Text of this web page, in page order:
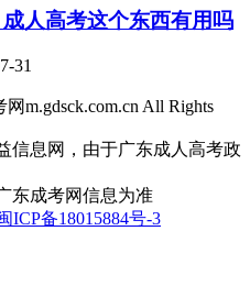
人高考这个东西有用吗
31
m.gdsck.com.cn All Rights
信息网，由于广东成人高考政
东成考网信息为准
ICP备18015884号-3